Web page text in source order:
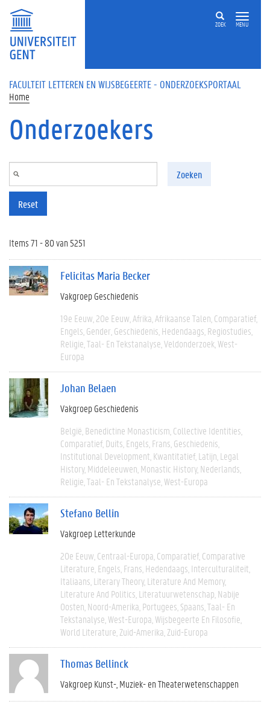
Overslaan en naar de inhoud gaan
ZOEK MENU
FACULTEIT LETTEREN EN WIJSBEGEERTE - ONDERZOEKSPORTAAL
Home
Onderzoekers
Zoeken
Reset
Items 71 - 80 van 5251
Felicitas Maria Becker
Vakgroep Geschiedenis
19e Eeuw 20e Eeuw Afrika Afrikaanse Talen Comparatief
Engels Gender Geschiedenis Hedendaags Regiostudies
Religie Taal- En Tekstanalyse Veldonderzoek West-
Europa
Johan Belaen
Vakgroep Geschiedenis
België Benedictine Monasticism Collective Identities
Comparatief Duits Engels Frans Geschiedenis
Institutional Development Kwantitatief Latijn Legal
History Middeleeuwen Monastic History Nederlands
Religie Taal- En Tekstanalyse West-Europa
Stefano Bellin
Vakgroep Letterkunde
20e Eeuw Centraal-Europa Comparatief Comparative
Literature Engels Frans Hedendaags Interculturaliteit
Italiaans Literary Theory Literature And Memory
Literature And Politics Literatuurwetenschap Nabije
Oosten Noord-Amerika Portugees Spaans Taal- En
Tekstanalyse West-Europa Wijsbegeerte En Filosofie
World Literature Zuid-Amerika Zuid-Europa
Thomas Bellinck
Vakgroep Kunst-, Muziek- en Theaterwetenschappen